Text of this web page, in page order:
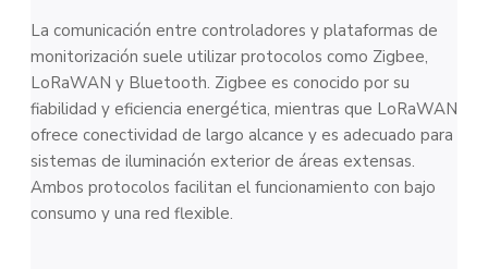
La comunicación entre controladores y plataformas de
monitorización suele utilizar protocolos como Zigbee,
LoRaWAN y Bluetooth. Zigbee es conocido por su
fiabilidad y eficiencia energética, mientras que LoRaWAN
ofrece conectividad de largo alcance y es adecuado para
sistemas de iluminación exterior de áreas extensas.
Ambos protocolos facilitan el funcionamiento con bajo
consumo y una red flexible.